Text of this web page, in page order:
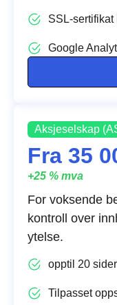
SSL-sertifikat
Google
Aksjeselskap
Fra 35
+25 % mva
For voksende
kontroll over
ytelse.
opptil 20 sider
Tilpasset